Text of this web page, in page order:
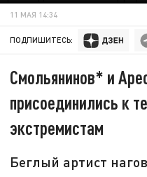
11 МАЯ 14:34
ПОДПИШИТЕСЬ:
Смольянинов* и
присоединились к
экстремистам
Беглый артист